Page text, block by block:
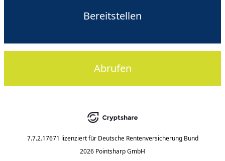
Bereitstellen
Abrufen
7.7.2.17671 lizenziert für Deutsche Rentenversicherung Bund
2026 Pointsharp GmbH